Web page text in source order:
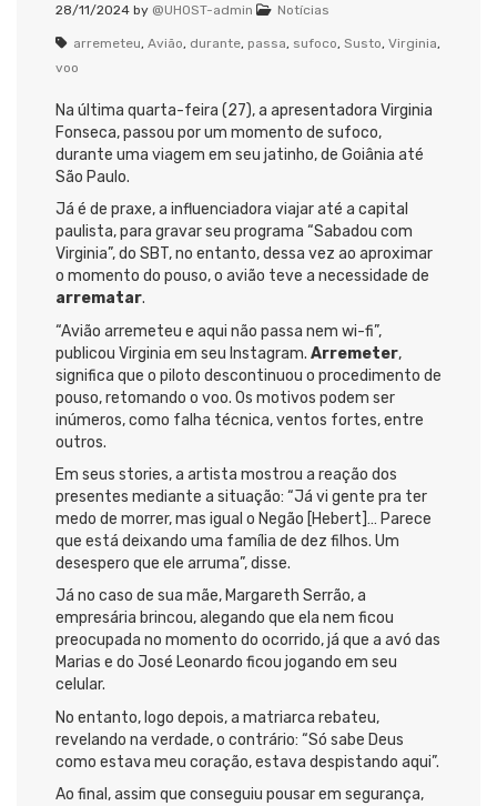
28/11/2024 by @UHOST-admin Notícias
arremeteu, Avião, durante, passa, sufoco, Susto, Virginia,
voo
Na última quarta-feira (27), a apresentadora Virginia
Fonseca, passou por um momento de sufoco,
durante uma viagem em seu jatinho, de Goiânia até
São Paulo.
Já é de praxe, a influenciadora viajar até a capital
paulista, para gravar seu programa “Sabadou com
Virginia”, do SBT, no entanto, dessa vez ao aproximar
o momento do pouso, o avião teve a necessidade de
arrematar.
“Avião arremeteu e aqui não passa nem wi-fi”,
publicou Virginia em seu Instagram. Arremeter,
significa que o piloto descontinuou o procedimento de
pouso, retomando o voo. Os motivos podem ser
inúmeros, como falha técnica, ventos fortes, entre
outros.
Em seus stories, a artista mostrou a reação dos
presentes mediante a situação: “Já vi gente pra ter
medo de morrer, mas igual o Negão [Hebert]… Parece
que está deixando uma família de dez filhos. Um
desespero que ele arruma”, disse.
Já no caso de sua mãe, Margareth Serrão, a
empresária brincou, alegando que ela nem ficou
preocupada no momento do ocorrido, já que a avó das
Marias e do José Leonardo ficou jogando em seu
celular.
No entanto, logo depois, a matriarca rebateu,
revelando na verdade, o contrário: “Só sabe Deus
como estava meu coração, estava despistando aqui”.
Ao final, assim que conseguiu pousar em segurança,